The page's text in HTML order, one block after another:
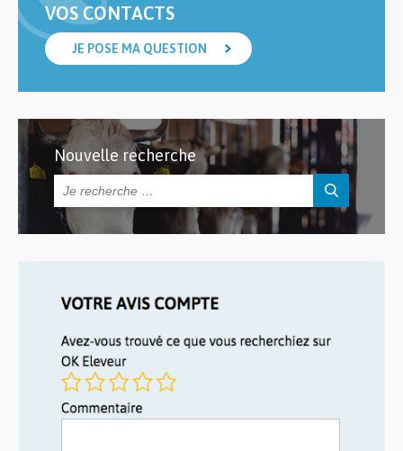
VOS CONTACTS
JE POSE MA QUESTION
Nouvelle recherche